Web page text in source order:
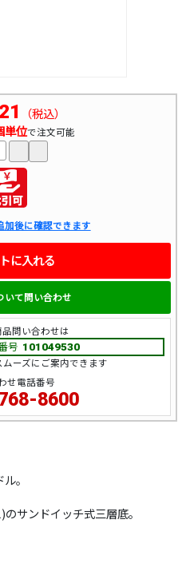
。
サンドイッチ式三層底。
（税込）
単位で注文可能
加後に確認できます
に入れる
いて問い合わせ
問い合わせは
号 101049530
ーズにご案内できます
せ電話番号
8600